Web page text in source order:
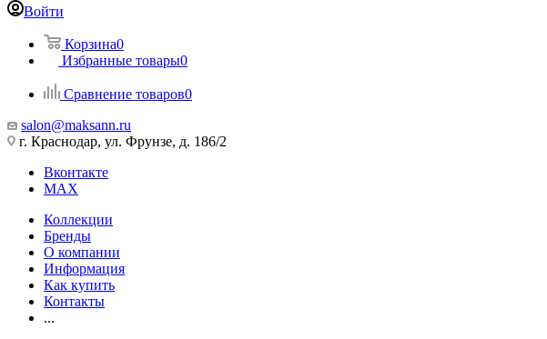
Войти
Корзина0
Избранные товары0
Сравнение товаров0
salon@maksann.ru
г. Краснодар, ул. Фрунзе, д. 186/2
Вконтакте
MAX
Коллекции
Бренды
О компании
Информация
Как купить
Контакты
...